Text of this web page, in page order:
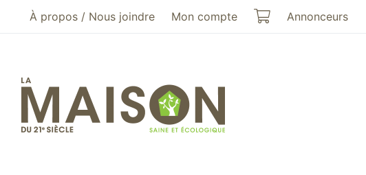
Aller au menu principal
Aller au contenu principal
À propos / Nous joindre Mon compte Mon panier
Annonceurs